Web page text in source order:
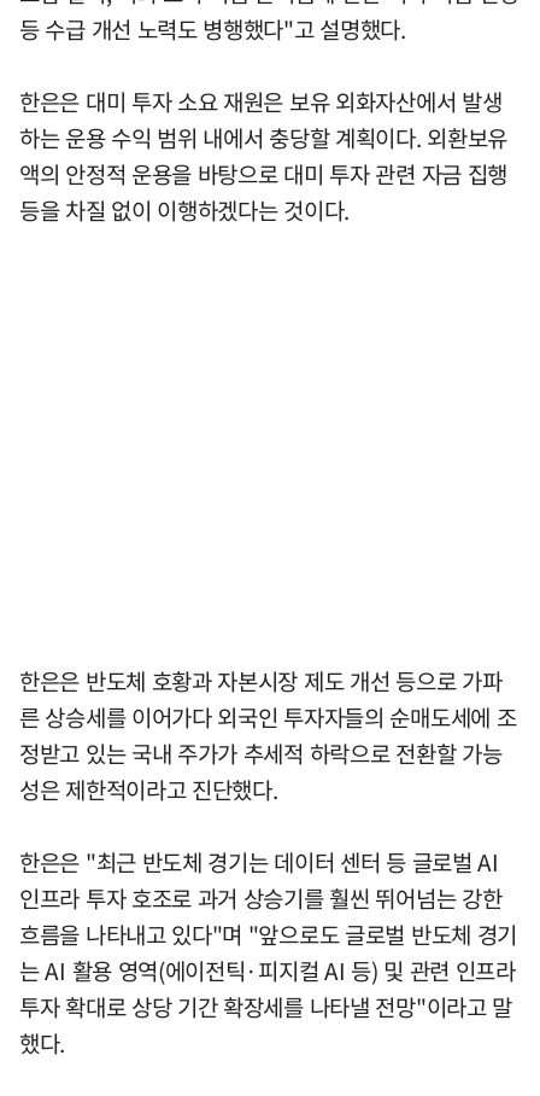
등 수급 개선 노력도 병행했다"고 설명했다.
한은은 대미 투자 소요 재원은 보유 외화자산에서 발생
하는 운용 수익 범위 내에서 충당할 계획이다. 외환보유
액의 안정적 운용을 바탕으로 대미 투자 관련 자금 집행
등을 차질 없이 이행하겠다는 것이다.
한은은 반도체 호황과 자본시장 제도 개선 등으로 가파
른 상승세를 이어가다 외국인 투자자들의 순매도세에 조
정받고 있는 국내 주가가 추세적 하락으로 전환할 가능
성은 제한적이라고 진단했다.
한은은 "최근 반도체 경기는 데이터 센터 등 글로벌 AI
인프라 투자 호조로 과거 상승기를 훨씬 뛰어넘는 강한
흐름을 나타내고 있다"며 "앞으로도 글로벌 반도체 경기
는 AI 활용 영역(에이전틱·피지컬 AI 등) 및 관련 인프라
투자 확대로 상당 기간 확장세를 나타낼 전망"이라고 말
했다.